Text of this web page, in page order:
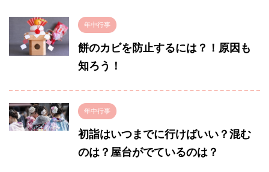
年中行事
餅のカビを防止するには？！原因も
知ろう！
年中行事
初詣はいつまでに行けばいい？混む
のは？屋台がでているのは？